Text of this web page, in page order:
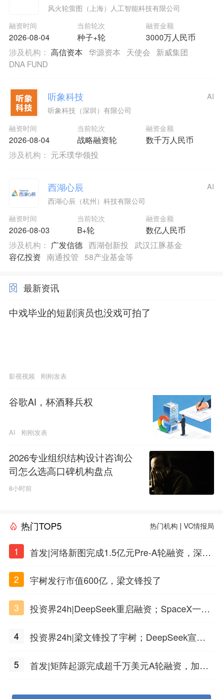
风火轮萤图（上海）人工智能科技有限公司
融资时间
2026-08-04
当前轮次
种子+轮
融资金额
3000万人民币
涉及机构： 高信资本 华源资本 天使会
新威集团
DNA FUND
听象科技
听象科技（深圳）有限公司
融资时间
2026-08-04
当前轮次
战略融资轮
融资金额
数千万人民币
AI
涉及机构： 元禾璞华领投
西湖心辰
西湖心辰（杭州）科技有限公司
融资时间
2026-08-03
当前轮次
B+轮
融资金额
数亿人民币
AI
涉及机构： 广发信德 西湖创新投 武汉江豚基金
容亿投资 南通投管 58产业基金等
最新资讯
中戏毕业的短剧演员也没戏可拍了
影视视频 刚刚发表
谷歌AI，杯酒释兵权
AI 刚刚发表
2026专业组织结构设计咨询公
司怎么选高口碑机构盘点
8小时前
热门TOP5 热门机构 |VC情报局
1
首发|河络新图完成1.5亿元Pre-A轮融资，深耕i
2
宇树发行市值600亿，梁文锋投了
3
投资界24h|DeepSeek重启融资；SpaceX一夜
4
投资界24h|梁文锋投了宇树；DeepSeek宣布
5
首发|矩阵起源完成超千万美元A轮融资，加速